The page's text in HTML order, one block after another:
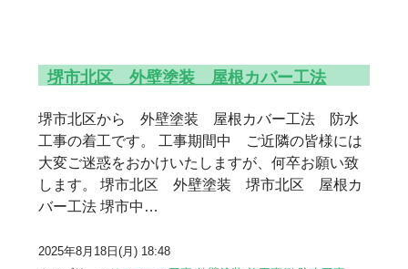
堺市北区 外壁塗装 屋根カバー工法
堺市北区から 外壁塗装 屋根カバー工法 防水
工事の着工です。 工事期間中 ご近隣の皆様には
大変ご迷惑をおかけいたしますが、何卒お願い致
します。 堺市北区 外壁塗装 堺市北区 屋根カ
バー工法 堺市中…
2025年8月18日(月) 18:48